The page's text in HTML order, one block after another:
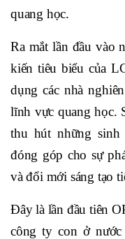
quang học.
Ra mắt lần đầu vào
kiến tiêu biểu của
dụng các nhà
lĩnh vực quang học.
thu hút những sinh
đóng góp cho sự
và đổi mới sáng tạo
Đây là lần đầu tiên
công ty con ở